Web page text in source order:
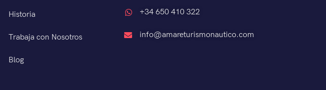
Historia
Trabaja con Nosotros
Blog
+34 650 410 322
info@amareturismonautico.com